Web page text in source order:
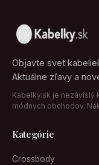
Objavte svet
Aktuálne zľavy a
Kabelky.sk je nezávislý
módnych obchodov.
Kategórie
Crossbody